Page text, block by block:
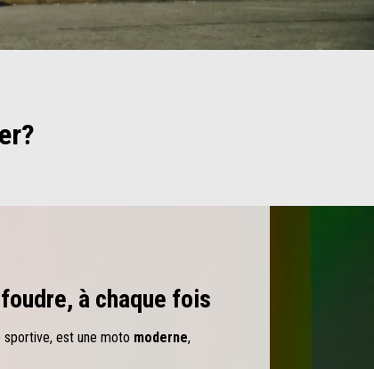
à chaque fois
sportive, est une moto moderne,